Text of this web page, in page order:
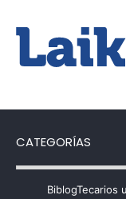
CATEGORÍAS
Categorías
BiblogTecarios